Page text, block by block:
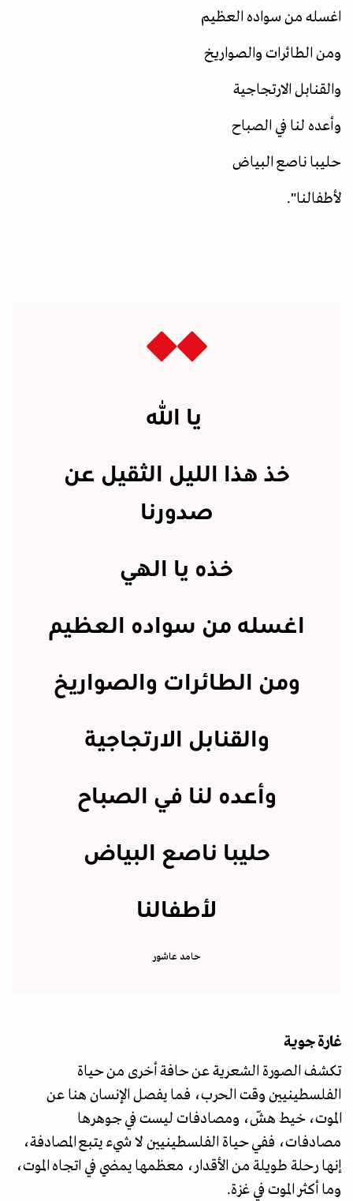
اغسله من سواده العظيم
ومن الطائرات والصواريخ
والقنابل الارتجاجية
وأعده لنا في الصباح
حليبا ناصع البياض
لأطفالنا".
يا الله
خذ هذا الليل الثقيل عن
صدورنا
خذه يا الهي
اغسله من سواده العظيم
ومن الطائرات والصواريخ
والقنابل الارتجاجية
وأعده لنا في الصباح
حليبا ناصع البياض
لأطفالنا
حامد عاشور
غارة جوية
تكشف الصورة الشعرية عن حافة أخرى من حياة
الفلسطينيين وقت الحرب، فما يفصل الإنسان هنا عن
الموت، خيط هشّ، ومصادفات ليست في جوهرها
مصادفات، ففي حياة الفلسطينيين لا شيء يتبع المصادفة،
إنها رحلة طويلة من الأقدار، معظمها يمضي في اتجاه الموت،
وما أكثر الموت في غزة.